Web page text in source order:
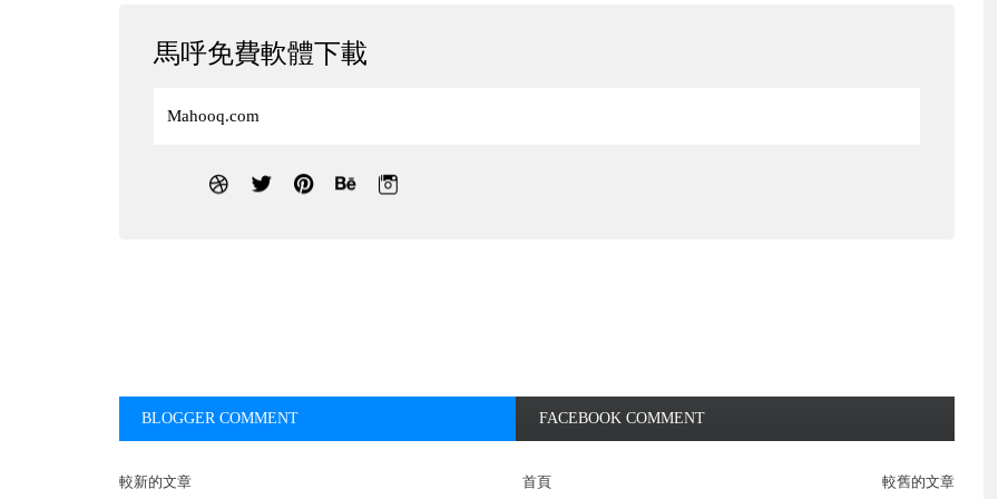
馬呼免費軟體下載
Mahooq.com
BLOGGER COMMENT FACEBOOK COMMENT
較新的文章 較舊的文章
首頁